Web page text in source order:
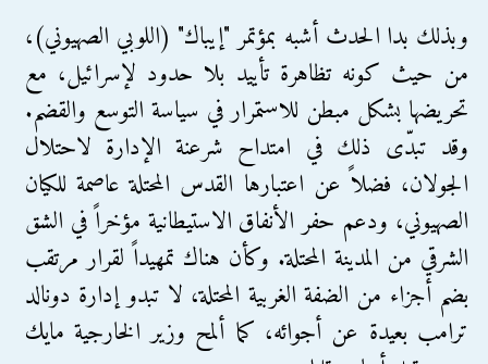
وبذلك بدا الحدث أشبه بمؤتمر "إيباك" (اللوبي الصهيوني)،
من حيث كونه تظاهرة تأييد بلا حدود لإسرائيل، مع
تحريضها بشكل مبطن للاستمرار في سياسة التوسع والقضم.
وقد تبدّى ذلك في امتداح شرعنة الإدارة لاحتلال
الجولان، فضلاً عن اعتبارها القدس المحتلة عاصمة للكيان
الصهيوني، ودعم حفر الأنفاق الاستيطانية مؤخراً في الشق
الشرقي من المدينة المحتلة. وكأن هناك تمهيداً لقرار مرتقب
بضم أجزاء من الضفة الغربية المحتلة، لا تبدو إدارة دونالد
ترامب بعيدة عن أجوائه، كما ألمح وزير الخارجية مايك